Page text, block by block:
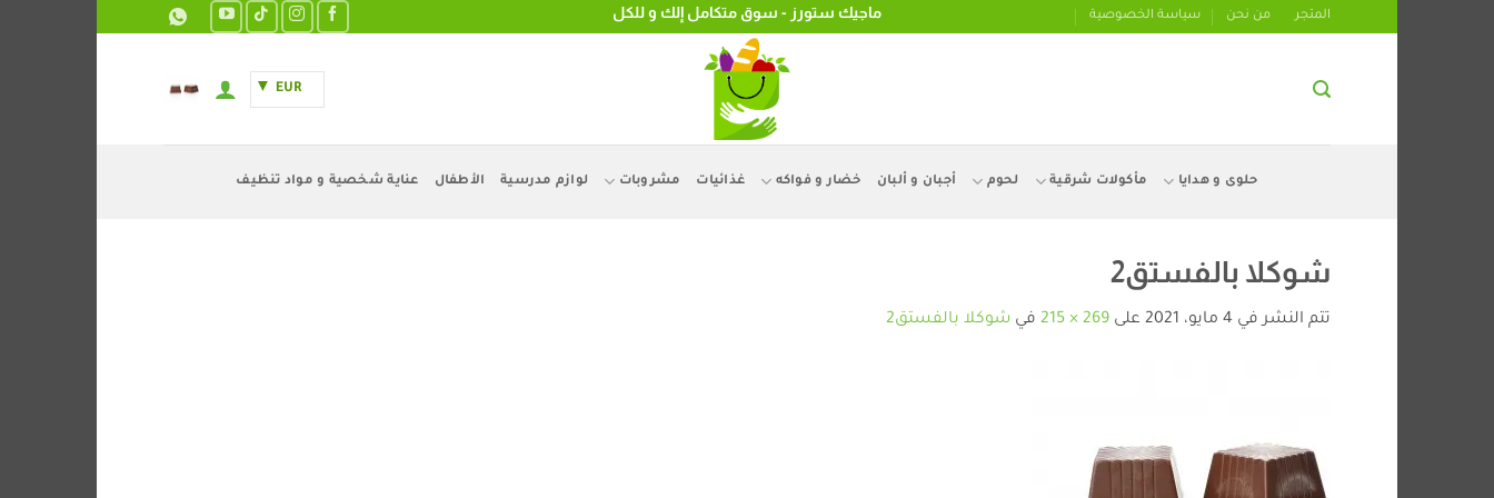
المتجر من نحن سياسة الخصوصية ماجيك ستورز - سوق متكامل إلك و للكل
EUR
حلوى و هدايا مأكولات شرقية لحوم أجبان و ألبان خضار و فواكه غذائيات مشروبات لوازم مدرسية الأطفال عناية شخصية و مواد تنظيف
شوكلا بالفستق2
تتم النشر في 4 مايو، 2021 على 269 × 215 في شوكلا بالفستق2